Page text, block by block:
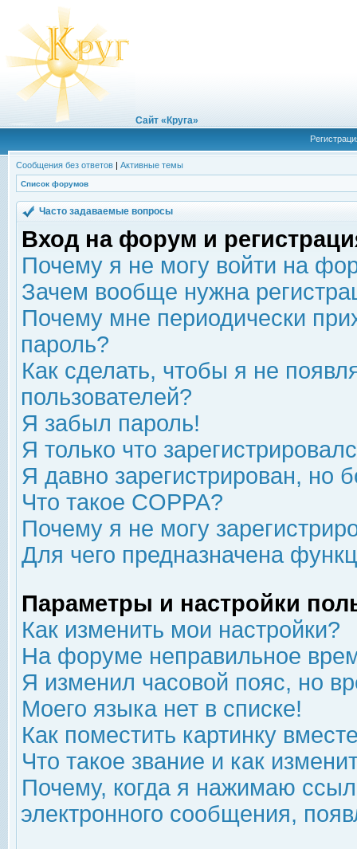
Сайт «Круга»
Сообщения без ответов | Активные темы
Список форумов
Часто задаваемые вопросы
Вход на форум и
Почему я не могу войти на
Зачем вообще нужна
Почему мне периодически
пароль?
Как сделать, чтобы я не
пользователей?
Я забыл пароль!
Я только что
Я давно зарегистрирован, но
Что такое COPPA?
Почему я не могу
Для чего предназначена
Параметры и настройки
Как изменить мои настройки?
На форуме неправильное
Я изменил часовой пояс, но
Моего языка нет в списке!
Как поместить картинку
Что такое звание и как
Почему, когда я нажимаю
электронного сообщения,